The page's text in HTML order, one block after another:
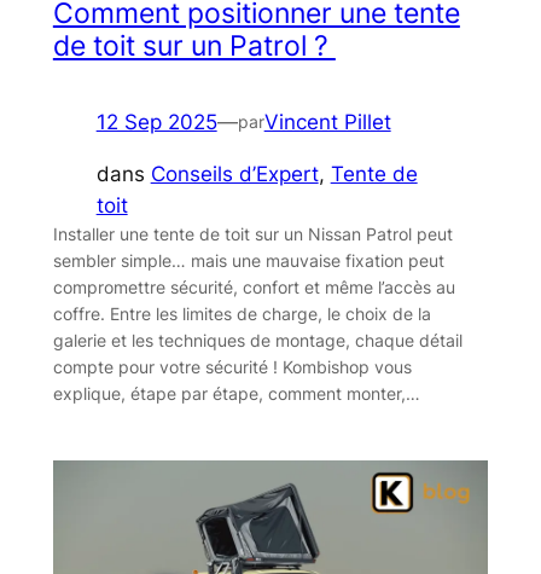
Comment positionner une tente
de toit sur un Patrol ? ​
12 Sep 2025—parVincent Pillet
dans Conseils d’Expert, Tente de
toit
Installer une tente de toit sur un Nissan Patrol peut
sembler simple… mais une mauvaise fixation peut
compromettre sécurité, confort et même l’accès au
coffre. Entre les limites de charge, le choix de la
galerie et les techniques de montage, chaque détail
compte pour votre sécurité ! Kombishop vous
explique, étape par étape, comment monter,…